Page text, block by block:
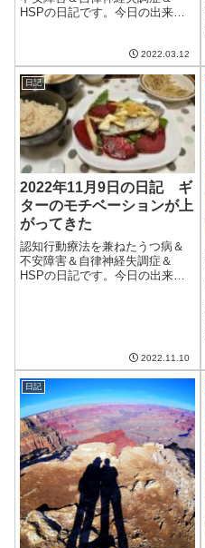
HSPの日記です。今日の出来事
った。来週の木曜日は診察日な
ので、この勢いでいってほし
い。午前中はブログの更新とク
ラウドワークス。ク...
2022.03.12
日記
2022年11月9日の日記 ギ
ターのモチベーションが上
がってきた
認知行動療法を兼ねたうつ病＆
不安障害＆自律神経失調症＆
HSPの日記です。今日の出来事
2022.11.10
日記